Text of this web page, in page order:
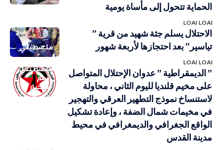
الحماية تتحول إلى مأساة يومية
LOAI LOAI
فلسطيني
الاحتلال يسلم جثة شهيد من قرية ”
تياسير” بعد احتجازها لأربعة شهور
LOAI LOAI
فلسطيني
أهم
الاخبار
” الديمقراطية ” عدوان الإحتلال المتواصل
على مخيم قلنديا لليوم الثاني ، محاولة
لاستنساخ نموذج التطهير العرقي والتهجير
في مخيمات شمال الضفة ، وإعادة تشكيل
الواقع الجغرافي والديمغرافي في محيط
مدينة القدس